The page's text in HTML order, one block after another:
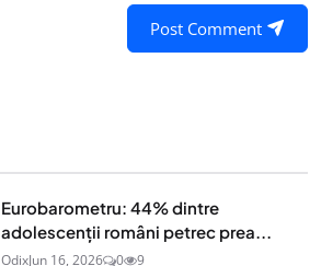
Post Comment
Eurobarometru: 44% dintre
adolescenţii români petrec prea...
OdixJun 16, 2026 0 9